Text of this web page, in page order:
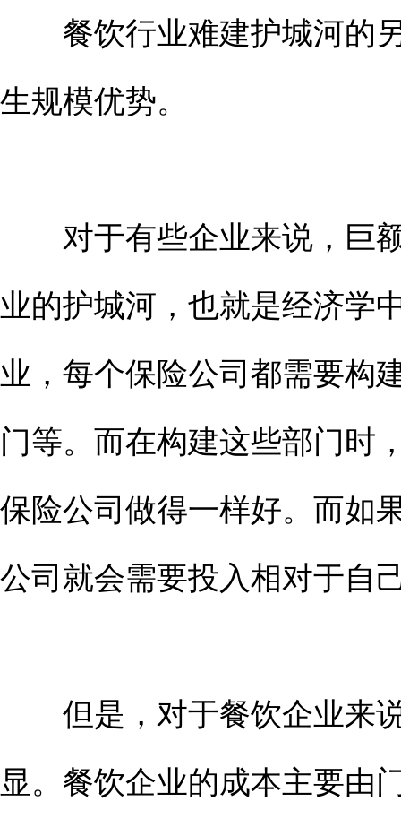
餐饮行业难建护城河的
生规模优势。
对于有些企业来说，巨
业的护城河，也就是经济学
业，每个保险公司都需要构
门等。而在构建这些部门时
保险公司做得一样好。而如
公司就会需要投入相对于自
但是，对于餐饮企业来
显。餐饮企业的成本主要由